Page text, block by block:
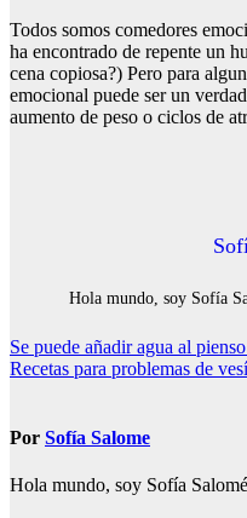
Todos somos comedores
ha encontrado de repente un
cena copiosa?) Pero para
emocional puede ser un
aumento de peso o ciclos de
Hola mundo, soy Sofía
Navegación
de
Se puede añadir agua al
Recetas para problemas de
Por Sofía Salome
Hola mundo, soy Sofía